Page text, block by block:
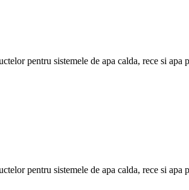
pentru sistemele de apa calda, rece si apa
pentru sistemele de apa calda, rece si apa